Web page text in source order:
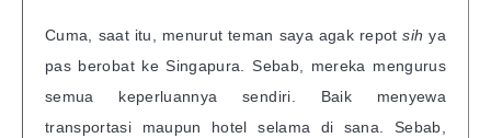
Cuma, saat itu, menurut teman saya agak repotsih ya
pas berobat ke Singapura. Sebab, mereka mengurus
semua keperluannya sendiri. Baik menyewa
transportasi maupun hotel selama di sana. Sebab,